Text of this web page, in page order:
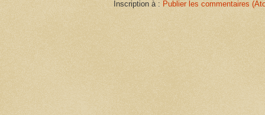
Inscription à : Publier les commentaires